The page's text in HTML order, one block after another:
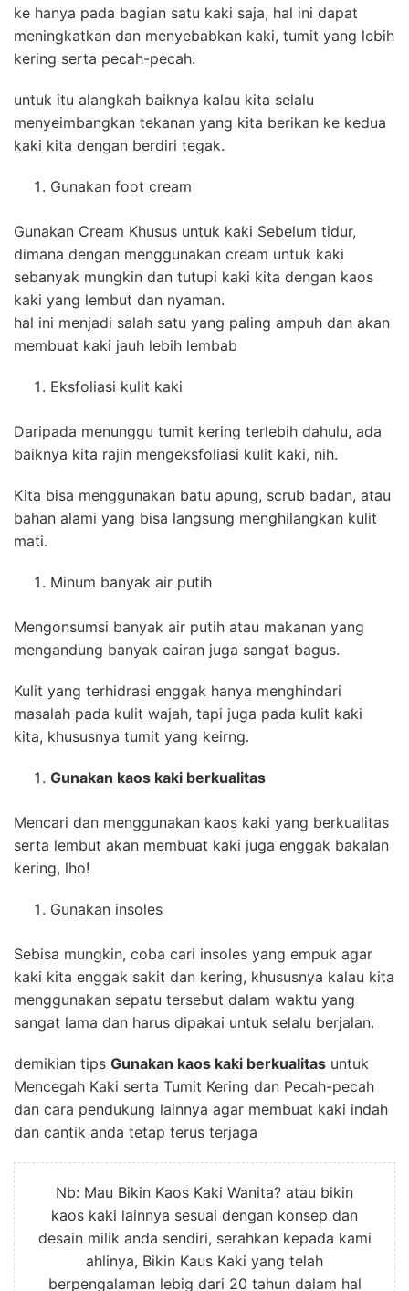
ke hanya pada bagian satu kaki saja, hal ini dapat
meningkatkan dan menyebabkan kaki, tumit yang lebih
kering serta pecah-pecah.
untuk itu alangkah baiknya kalau kita selalu
menyeimbangkan tekanan yang kita berikan ke kedua
kaki kita dengan berdiri tegak.
Gunakan foot cream
Gunakan Cream Khusus untuk kaki Sebelum tidur,
dimana dengan menggunakan cream untuk kaki
sebanyak mungkin dan tutupi kaki kita dengan kaos
kaki yang lembut dan nyaman.
hal ini menjadi salah satu yang paling ampuh dan akan
membuat kaki jauh lebih lembab
Eksfoliasi kulit kaki
Daripada menunggu tumit kering terlebih dahulu, ada
baiknya kita rajin mengeksfoliasi kulit kaki, nih.
Kita bisa menggunakan batu apung, scrub badan, atau
bahan alami yang bisa langsung menghilangkan kulit
mati.
Minum banyak air putih
Mengonsumsi banyak air putih atau makanan yang
mengandung banyak cairan juga sangat bagus.
Kulit yang terhidrasi enggak hanya menghindari
masalah pada kulit wajah, tapi juga pada kulit kaki
kita, khususnya tumit yang keirng.
Gunakan kaos kaki berkualitas
Mencari dan menggunakan kaos kaki yang berkualitas
serta lembut akan membuat kaki juga enggak bakalan
kering, lho!
Gunakan insoles
Sebisa mungkin, coba cari insoles yang empuk agar
kaki kita enggak sakit dan kering, khususnya kalau kita
menggunakan sepatu tersebut dalam waktu yang
sangat lama dan harus dipakai untuk selalu berjalan.
demikian tips Gunakan kaos kaki berkualitas untuk
Mencegah Kaki serta Tumit Kering dan Pecah-pecah
dan cara pendukung lainnya agar membuat kaki indah
dan cantik anda tetap terus terjaga
Nb: Mau Bikin Kaos Kaki Wanita? atau bikin
kaos kaki lainnya sesuai dengan konsep dan
desain milik anda sendiri, serahkan kepada kami
ahlinya, Bikin Kaus Kaki yang telah
berpengalaman lebig dari 20 tahun dalam hal